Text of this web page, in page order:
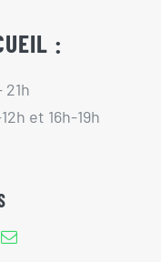
:
21h
et 16h-19h